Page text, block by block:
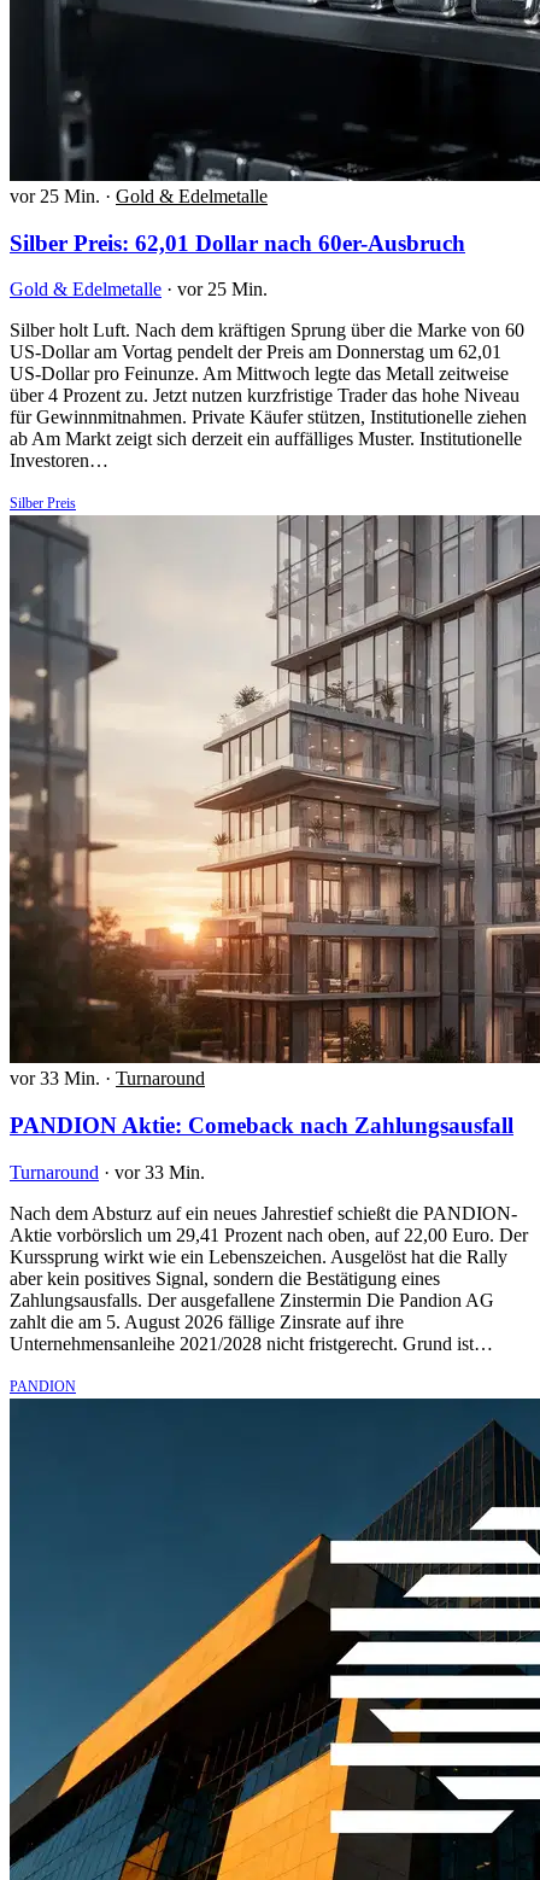
vor 25 Min. · Gold & Edelmetalle
Silber Preis: 62,01 Dollar nach 60er-Ausbruch
Gold & Edelmetalle · vor 25 Min.
Silber holt Luft. Nach dem kräftigen Sprung über die Marke von 60
US-Dollar am Vortag pendelt der Preis am Donnerstag um 62,01
US-Dollar pro Feinunze. Am Mittwoch legte das Metall zeitweise
über 4 Prozent zu. Jetzt nutzen kurzfristige Trader das hohe Niveau
für Gewinnmitnahmen. Private Käufer stützen, Institutionelle ziehen
ab Am Markt zeigt sich derzeit ein auffälliges Muster. Institutionelle
Investoren…
Silber Preis
vor 33 Min. · Turnaround
PANDION Aktie: Comeback nach Zahlungsausfall
Turnaround · vor 33 Min.
Nach dem Absturz auf ein neues Jahrestief schießt die PANDION-
Aktie vorbörslich um 29,41 Prozent nach oben, auf 22,00 Euro. Der
Kurssprung wirkt wie ein Lebenszeichen. Ausgelöst hat die Rally
aber kein positives Signal, sondern die Bestätigung eines
Zahlungsausfalls. Der ausgefallene Zinstermin Die Pandion AG
zahlt die am 5. August 2026 fällige Zinsrate auf ihre
Unternehmensanleihe 2021/2028 nicht fristgerecht. Grund ist…
PANDION